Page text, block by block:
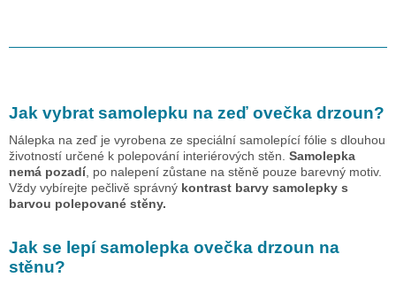
Jak vybrat samolepku na zeď ovečka drzoun?
Nálepka na zeď je vyrobena ze speciální samolepící fólie s dlouhou
životností určené k polepování interiérových stěn. Samolepka
nemá pozadí, po nalepení zůstane na stěně pouze barevný motiv.
Vždy vybírejte pečlivě správný kontrast barvy samolepky s
barvou polepované stěny.
Jak se lepí samolepka ovečka drzoun na
stěnu?